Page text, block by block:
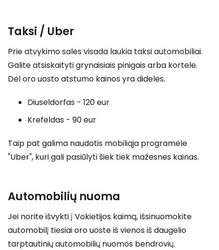
Taksi / Uber
Prie atvykimo salės visada laukia taksi automobiliai.
Galite atsiskaityti grynaisiais pinigais arba kortele.
Dėl oro uosto atstumo kainos yra didelės.
Diuseldorfas - 120 eur
Krefeldas - 90 eur
Taip pat galima naudotis mobiliąja programėle
"Uber", kuri gali pasiūlyti šiek tiek mažesnes kainas.
Automobilių nuoma
Jei norite išvykti į Vokietijos kaimą, išsinuomokite
automobilį tiesiai oro uoste iš vienos iš daugelio
tarptautinių automobilių nuomos bendrovių.